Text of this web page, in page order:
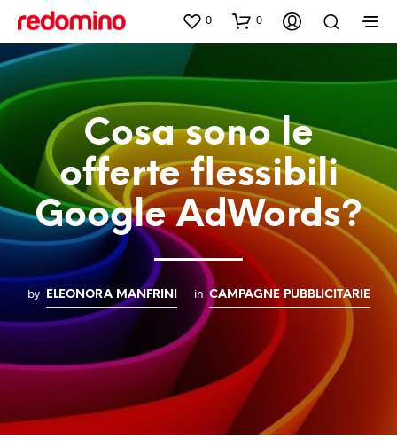
0 0
Cosa sono le
offerte flessibili
Google AdWords?
by ELEONORA MANFRINI in CAMPAGNE PUBBLICITARIE